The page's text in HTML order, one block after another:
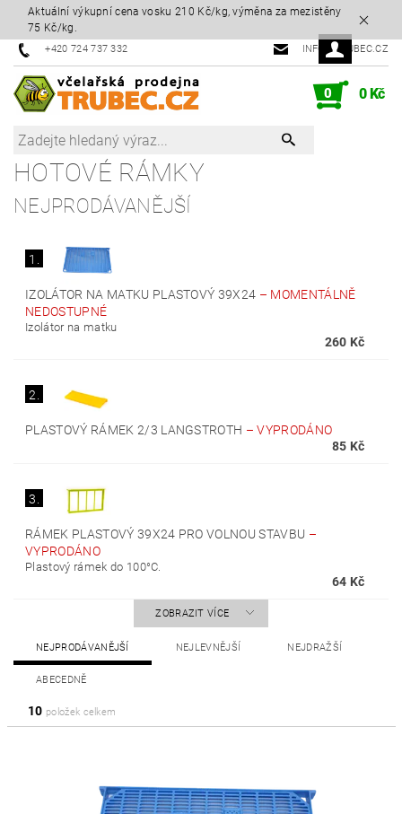
Aktuální výkupní cena vosku 210 Kč/kg, výměna za mezistěny
75 Kč/kg.
+420 724 737 332 INFO@TRUBEC.CZ
0 0 Kč
HOTOVÉ RÁMKY
NEJPRODÁVANĚJŠÍ
1.
IZOLÁTOR NA MATKU PLASTOVÝ 39X24 – MOMENTÁLNĚ
NEDOSTUPNÉ
Izolátor na matku
260 Kč
2.
PLASTOVÝ RÁMEK 2/3 LANGSTROTH –VYPRODÁNO
85 Kč
3.
RÁMEK PLASTOVÝ 39X24 PRO VOLNOU STAVBU –
VYPRODÁNO
Plastový rámek do 100°C.
64 Kč
ZOBRAZIT VÍCE
NEJPRODÁVANĚJŠÍ NEJLEVNĚJŠÍ NEJDRAŽŠÍ
ABECEDNĚ
10 položek celkem